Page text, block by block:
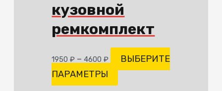
кузовной
ремкомплект
1950₽ –4600₽
ВЫБЕРИТЕ
ПАРАМЕТРЫ